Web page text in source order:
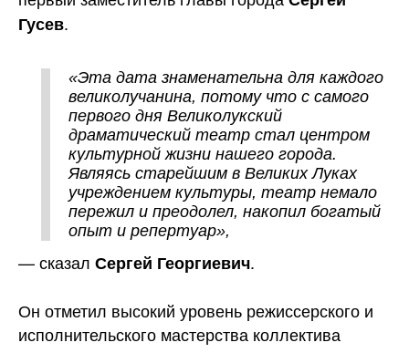
Гусев.
«Эта дата знаменательна для каждого
великолучанина, потому что с самого
первого дня Великолукский
драматический театр стал центром
культурной жизни нашего города.
Являясь старейшим в Великих Луках
учреждением культуры, театр немало
пережил и преодолел, накопил богатый
опыт и репертуар»,
— сказал Сергей Георгиевич.
Он отметил высокий уровень режиссерского и
исполнительского мастерства коллектива